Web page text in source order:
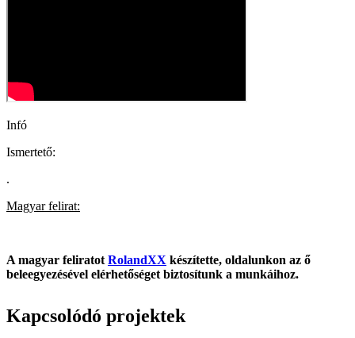
Infó
Ismertető:
.
Magyar felirat:
A magyar feliratotRolandXX készítette, oldalunkon az ő
beleegyezésével elérhetőséget biztosítunk a munkáihoz.
Kapcsolódó projektek